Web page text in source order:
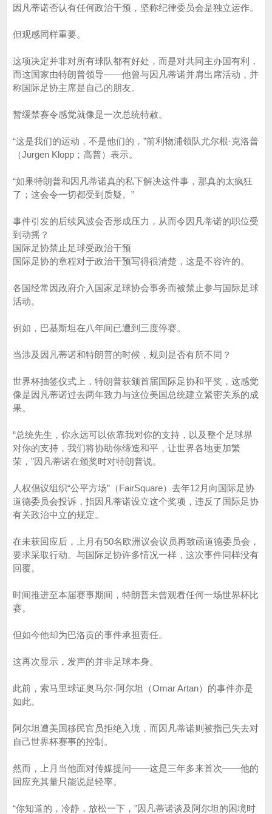
因凡蒂诺否认有任何政治干预，坚称纪律委员会是独立运作。
但观感同样重要。
这项决定并非对所有球队都有好处，而是对共同主办国有利，
而这国家由特朗普领导——他曾与因凡蒂诺并肩出席活动，并
称国际足协主席是自己的朋友。
暂缓禁赛令感觉就像是一次总统特赦。
“这是我们的运动，不是他们的，”前利物浦领队尤尔根·克洛普
（Jurgen Klopp；高普）表示。
“如果特朗普和因凡蒂诺真的私下解决这件事，那真的太疯狂
了；这会令一切都受到质疑。”
事件引发的后续风波会否形成压力，从而令因凡蒂诺的职位受
到动摇？
国际足协禁止足球受政治干预
国际足协的章程对于政治干预写得很清楚，这是不容许的。
各国经常因政府介入国家足球协会事务而被禁止参与国际足球
活动。
例如，巴基斯坦在八年间已遭到三度停赛。
当涉及因凡蒂诺和特朗普的时候，规则是否有所不同？
世界杯抽签仪式上，特朗普获颁首届国际足协和平奖，这感觉
像是因凡蒂诺过去两年致力与这位美国总统建立紧密关系的成
果。
“总统先生，你永远可以依靠我对你的支持，以及整个足球界
对你的支持，我们将协助你缔造和平，让世界各地更加繁
荣，”因凡蒂诺在颁奖时对特朗普说。
人权倡议组织“公平方场”（FairSquare）去年12月向国际足协
道德委员会投诉，指因凡蒂诺设立这个奖项，违反了国际足协
有关政治中立的规定。
在未获回应后，上月有50名欧洲议会议员再致函道德委员会，
要求采取行动。与国际足协许多情况一样，这次事件同样没有
回覆。
时间推进至本届赛事期间，特朗普未曾观看任何一场世界杯比
赛。
但如今他却为巴洛贡的事件承担责任。
这再次显示，发声的并非足球本身。
此前，索马里球证奥马尔·阿尔坦（Omar Artan）的事件亦是
如此。
阿尔坦遭美国移民官员拒绝入境，而因凡蒂诺则被指已失去对
自己世界杯赛事的控制。
然而，上月当他面对传媒提问——这是三年多来首次——他的
回应充其量只能说是轻率。
“你知道的，冷静，放松一下，”因凡蒂诺谈及阿尔坦的困境时